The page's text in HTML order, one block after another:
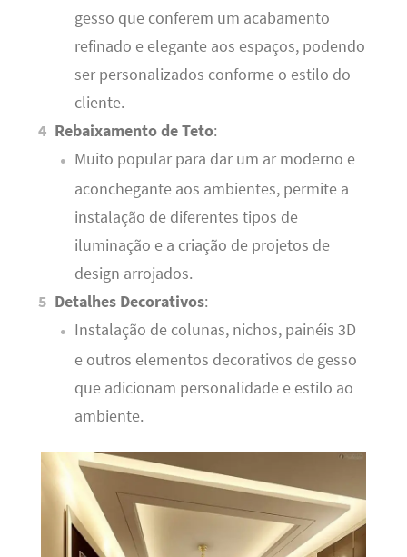
gesso que conferem um acabamento
refinado e elegante aos espaços, podendo
ser personalizados conforme o estilo do
cliente.
Rebaixamento de Teto:
Muito popular para dar um ar moderno e
aconchegante aos ambientes, permite a
instalação de diferentes tipos de
iluminação e a criação de projetos de
design arrojados.
Detalhes Decorativos:
Instalação de colunas, nichos, painéis 3D
e outros elementos decorativos de gesso
que adicionam personalidade e estilo ao
ambiente.